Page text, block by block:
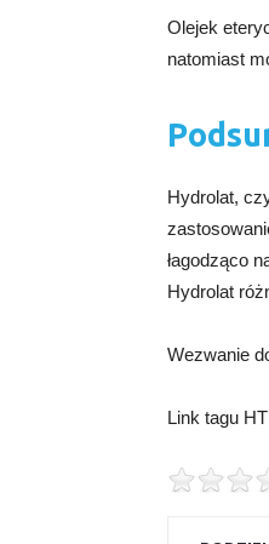
Olejek
natomiast
Hydrolat,
łagodząco
Hydrolat
Wezwanie
Link tagu